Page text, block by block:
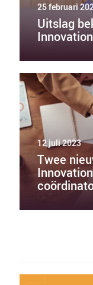
25 februari
Uitslag
12 juli 2023
Twee